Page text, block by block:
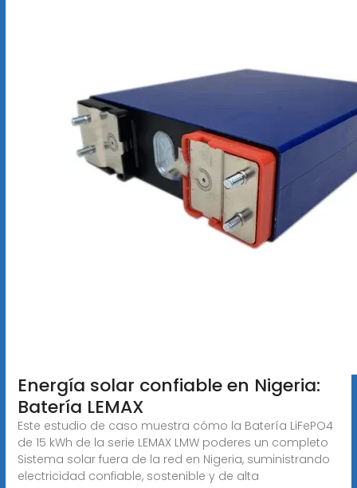
Energía solar confiable en Nigeria:
Batería LEMAX
Este estudio de caso muestra cómo la Batería LiFePO4
de 15 kWh de la serie LEMAX LMW poderes un completo
Sistema solar fuera de la red en Nigeria, suministrando
electricidad confiable, sostenible y de alta